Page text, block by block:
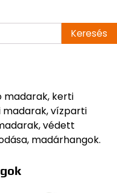
madarak, kerti
madarak, vízparti
védett
madárhangok.